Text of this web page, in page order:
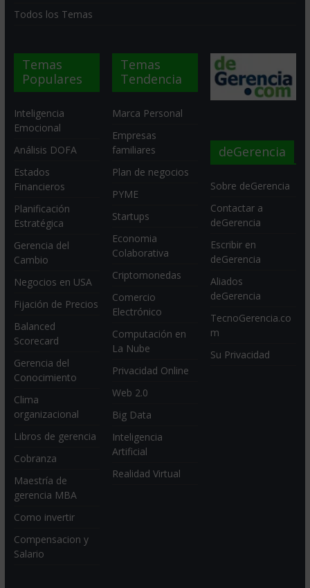
Todos los Temas
Temas
Populares
Inteligencia
Emocional
Análisis DOFA
Estados
Financieros
Planificación
Estratégica
Gerencia del
Cambio
Negocios en USA
Fijación de Precios
Balanced
Scorecard
Gerencia del
Conocimiento
Clima
organizacional
Libros de gerencia
Cobranza
Maestría de
gerencia MBA
Como invertir
Compensacion y
Salario
Temas
Tendencia
Marca Personal
Empresas
familiares
Plan de negocios
PYME
Startups
Economia
Colaborativa
Criptomonedas
Comercio
Electrónico
Computación en
La Nube
Privacidad Online
Web 2.0
Big Data
Inteligencia
Artificial
Realidad Virtual
deGerencia
Sobre deGerencia
Contactar a
deGerencia
Escribir en
deGerencia
Aliados
deGerencia
TecnoGerencia.co
m
Su Privacidad